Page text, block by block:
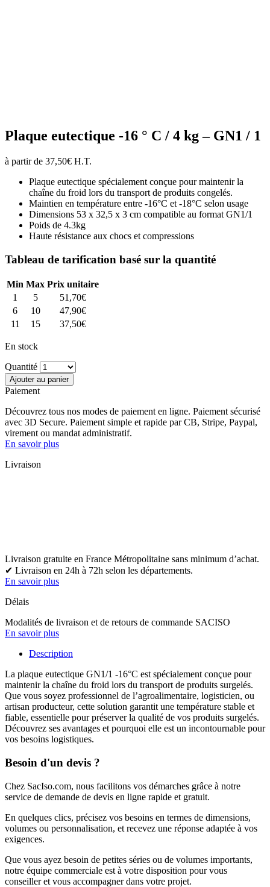
Plaque eutectique -16 ° C / 4 kg – GN1 / 1
à partir de 37,50€ H.T.
Plaque eutectique spécialement conçue pour maintenir la
chaîne du froid lors du transport de produits congelés.
Maintien en température entre -16°C et -18°C selon usage
Dimensions 53 x 32,5 x 3 cm compatible au format GN1/1
Poids de 4.3kg
Haute résistance aux chocs et compressions
Tableau de tarification basé sur la quantité
Min Max Prix unitaire
1
5 51,70€
6
10 47,90€
11
15 37,50€
En stock
Quantité
Ajouter au panier
Paiement
Découvrez tous nos modes de paiement en ligne. Paiement sécurisé
avec 3D Secure. Paiement simple et rapide par CB, Stripe, Paypal,
virement ou mandat administratif.
En savoir plus
Livraison
Livraison gratuite en France Métropolitaine sans minimum d’achat.
✔ Livraison en 24h à 72h selon les départements.
En savoir plus
Délais
Modalités de livraison et de retours de commande SACISO
En savoir plus
Description
La plaque eutectique GN1/1 -16°C est spécialement conçue pour
maintenir la chaîne du froid lors du transport de produits surgelés.
Que vous soyez professionnel de l’agroalimentaire, logisticien, ou
artisan producteur, cette solution garantit une température stable et
fiable, essentielle pour préserver la qualité de vos produits surgelés.
Découvrez ses avantages et pourquoi elle est un incontournable pour
vos besoins logistiques.
Besoin d'un devis ?
Chez SacIso.com, nous facilitons vos démarches grâce à notre
service de demande de devis en ligne rapide et gratuit.
En quelques clics, précisez vos besoins en termes de dimensions,
volumes ou personnalisation, et recevez une réponse adaptée à vos
exigences.
Que vous ayez besoin de petites séries ou de volumes importants,
notre équipe commerciale est à votre disposition pour vous
conseiller et vous accompagner dans votre projet.